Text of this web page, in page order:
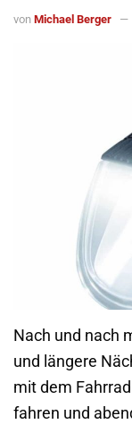
von Michael Berger
Nach und nach
und längere
mit dem
fahren und